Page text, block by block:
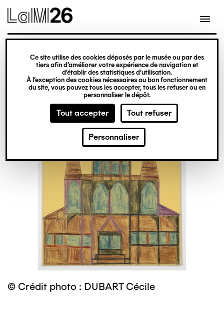
Gestion des cookies
Ce site utilise des cookies déposés par le musée ou par des
tiers afin d’améliorer votre expérience de navigation et
d’établir des statistiques d’utilisation.
À l’exception des cookies nécessaires au bon fonctionnement
du site, vous pouvez tous les accepter, tous les refuser ou en
personnaliser le dépôt.
Tout accepter Tout refuser
Personnaliser
contenu
© Crédit photo : DUBART Cécile